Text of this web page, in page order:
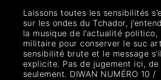
Laissons toutes les sensibilités
sur les ondes du Tchador,
la musique de l’actualité
militaire pour conserver le suc
sensibilité brute et le message
explicite. Pas de jugement ici, de
seulement. DIWAN NUMÉRO 10 /